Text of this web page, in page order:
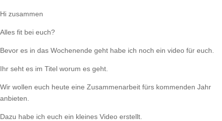
Hi zusammen
Alles fit bei euch?
Bevor es in das Wochenende geht habe ich noch ein video für euch.
Ihr seht es im Titel worum es geht.
Wir wollen euch heute eine Zusammenarbeit fürs kommenden Jahr
anbieten.
Dazu habe ich euch ein kleines Video erstellt.